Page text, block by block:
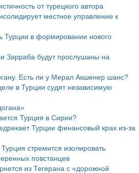
от турецкого автора
местное управление к
Турции в формировании нового
Зарраба будут прослушаны на
Есть ли у Мерал Акшенер шанс?
в Турции судят независимую
Турция в Сирии?
Турции финансовый крах из-за
стремится изолировать
повстанцев
из Тегерана с «дорожной